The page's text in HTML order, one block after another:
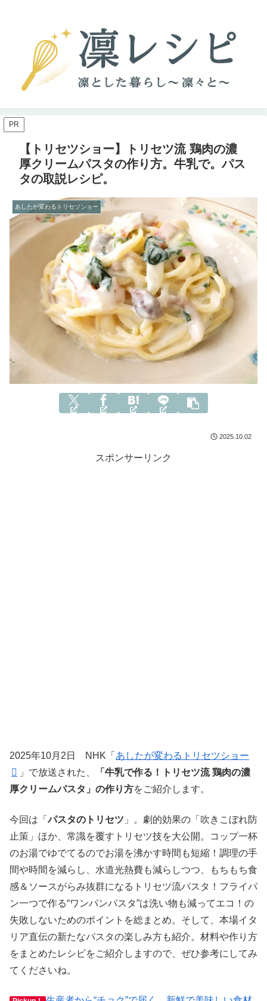
PR
【トリセツショー】トリセツ流 鶏肉の濃
厚クリームパスタの作り方。牛乳で。パス
タの取説レシピ。
あしたが変わるトリセツショー
2025.10.02
スポンサーリンク
2025年10月2 日 NHK「 あしたが変わるトリセツショー
」で放送された、
「牛乳で作る！トリセツ流 鶏肉の濃
厚クリームパスタ」の作り方をご紹介します。
今回は「パスタのトリセツ 」。劇的効果の「吹きこぼれ防
止策」ほか、常識を覆すトリセツ技を大公開。コップ一杯
のお湯でゆでてるのでお湯を沸かす時間も短縮！調理の手
間や時間を減らし、水道光熱費も減らしつつ、もちもち食
感＆ソースがらみ抜群になるトリセツ流パスタ！フライパ
ン一つで作る“ワンパンパスタ”は洗い物も減ってエコ！の
失敗しないためのポイントを総まとめ。そして、本場イタ
リア直伝の新たなパスタの楽しみ方も紹介。材料や作り方
をまとめたレシピをご紹介しますので、ぜひ参考にしてみ
てくださいね。